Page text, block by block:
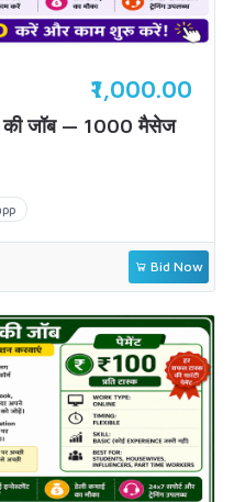
₹1,000.00
जॉब — 1000 मैसेज
Bid Now